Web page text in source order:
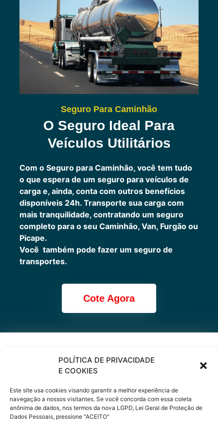
POLÍTICA DE PRIVACIDADE
E COOKIES
Este site usa cookies visando garantir a melhor experiência de
navegação a nossos visitantes. Se você concorda com essa coleta
anônima de dados, nos termos da nova LGPD, Lei Geral de Proteção de
Dados Pessoais, pressione "ACEITO"
Seguro Para Caminhão
O Seguro Ideal Para
Veículos Utilitários
Com o Seguro para Caminhão, você tem tudo
o que espera de um seguro para veículos de
carga e, ainda, conta com outros benefícios
disponíveis 24h. Transporte sua carga com
mais tranquilidade, contratando um seguro
completo para o seu Caminhão, Van, Furgão ou
Picape.
Você também pode fazer um seguro de
transportes.
Cote Agora
Cote online ou
peça via
WhatsApp